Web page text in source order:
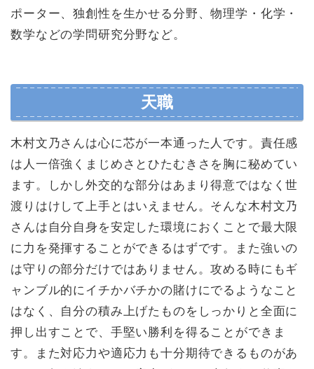
ポーター、独創性を生かせる分野、物理学・化学・
数学などの学問研究分野など。
天職
木村文乃さんは心に芯が一本通った人です。責任感
は人一倍強くまじめさとひたむきさを胸に秘めてい
ます。しかし外交的な部分はあまり得意ではなく世
渡りはけして上手とはいえません。そんな木村文乃
さんは自分自身を安定した環境におくことで最大限
に力を発揮することができるはずです。また強いの
は守りの部分だけではありません。攻める時にもギ
ャンブル的にイチかバチかの賭けにでるようなこと
はなく、自分の積み上げたものをしっかりと全面に
押し出すことで、手堅い勝利を得ることができま
す。また対応力や適応力も十分期待できるものがあ